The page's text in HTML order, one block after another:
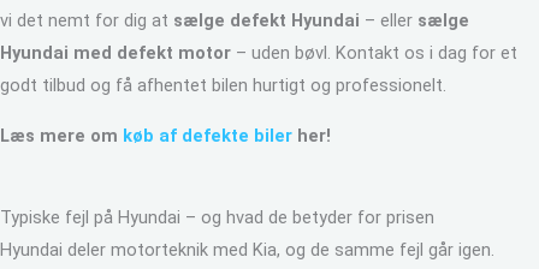
vi det nemt for dig at sælge defekt Hyundai – eller sælge
Hyundai med defekt motor – uden bøvl. Kontakt os i dag for et
godt tilbud og få afhentet bilen hurtigt og professionelt.
Læs mere om køb af defekte biler her!
Typiske fejl på Hyundai – og hvad de betyder for prisen
Hyundai deler motorteknik med Kia, og de samme fejl går igen.